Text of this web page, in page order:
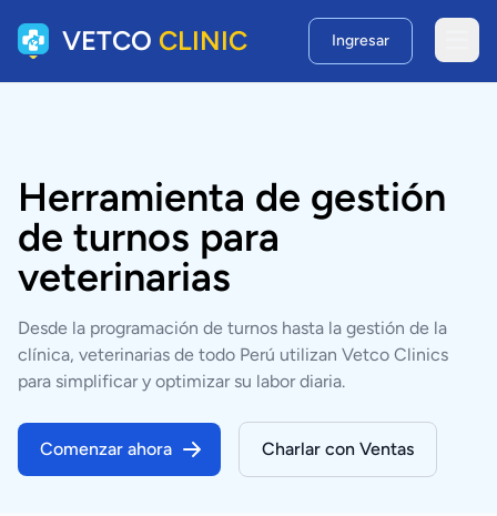
VETCO CLINIC Ingresar
Herramienta de gestión
de turnos para
veterinarias
Desde la programación de turnos hasta la gestión de la
clínica, veterinarias de todo Perú utilizan Vetco Clinics
para simplificar y optimizar su labor diaria.
Comenzar ahora Charlar con Ventas